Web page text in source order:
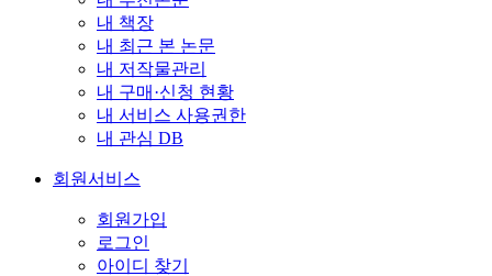
내 책장
내 최근 본 논문
내 저작물관리
내 구매·신청 현황
내 서비스 사용권한
내 관심 DB
회원서비스
회원가입
로그인
아이디 찾기